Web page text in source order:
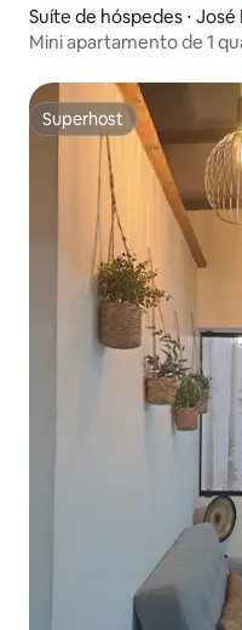
Suíte de hóspedes ⋅
Mini apartamento de 1
Superhost
Superhost